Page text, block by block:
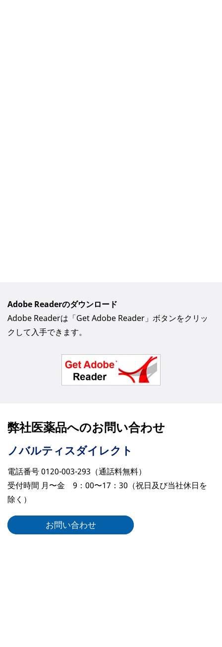
Adobe Readerのダウンロード
Adobe Readerは「Get Adobe Reader」ボタンをクリッ
クして入手できます。
弊社医薬品へのお問い合わせ
ノバルティスダイレクト
電話番号 0120-003-293（通話料無料）
受付時間 月〜金 9：00〜17：30（祝日及び当社休日を
除く）
お問い合わせ